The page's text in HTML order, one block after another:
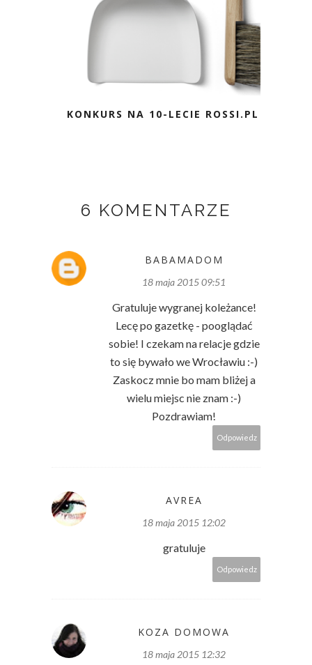
KONKURS NA 10-LECIE ROSSI.PL
6 KOMENTARZE
BABAMADOM
18 maja 2015 09:51
Gratuluje wygranej koleżance!
Lecę po gazetkę - pooglądać
sobie! I czekam na relacje gdzie
to się bywało we Wrocławiu :-)
Zaskocz mnie bo mam bliżej a
wielu miejsc nie znam :-)
Pozdrawiam!
Odpowiedz
AVREA
18 maja 2015 12:02
gratuluje
Odpowiedz
KOZA DOMOWA
18 maja 2015 12:32